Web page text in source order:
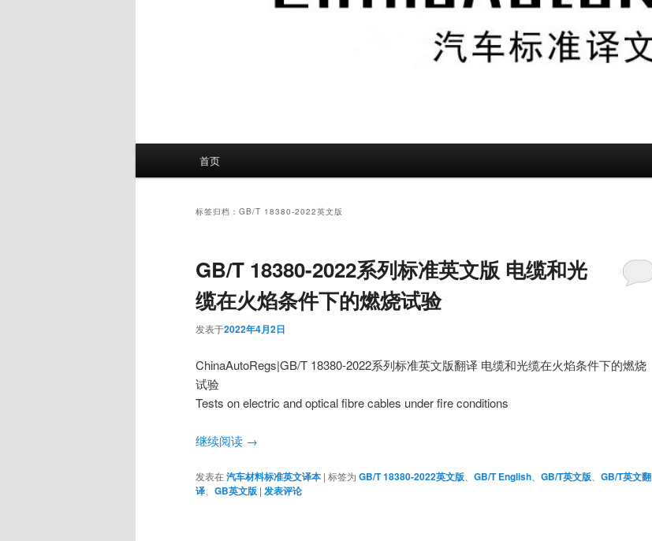
首页
标签归档： GB/T 18380-2022英文版
GB/T 18380-2022系列标准英文版 电缆和光
缆在火焰条件下的燃烧试验
发表于2022年4月2日
ChinaAutoRegs|GB/T 18380-2022系列标准英文版翻译 电缆和光缆在火焰条件下的燃烧
试验
Tests on electric and optical fibre cables under fire conditions
继续阅读 →
发表在汽车材料标准英文译本 | 标签为 GB/T 18380-2022英文版 GB/T English GB/T英文版
GB/T英文翻
译
GB英文版 | 发表评论